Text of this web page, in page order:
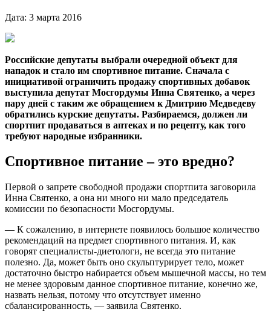
Дата: 3 марта 2016
Российские депутаты выбрали очередной объект для
нападок и стало им спортивное питание. Сначала с
инициативой ограничить продажу спортивных добавок
выступила депутат Мосгордумы Инна Святенко, а через
пару дней с таким же обращением к Дмитрию Медведеву
обратились курские депутаты. Разбираемся, должен ли
спортпит продаваться в аптеках и по рецепту, как того
требуют народные избранники.
Спортивное питание – это вредно?
Первой о запрете свободной продажи спортпита заговорила
Инна Святенко, а она ни много ни мало председатель
комиссии по безопасности Мосгордумы.
— К сожалению, в интернете появилось большое количество
рекомендаций на предмет спортивного питания. И, как
говорят специалисты-диетологи, не всегда это питание
полезно. Да, может быть оно скульптурирует тело, может
достаточно быстро набирается объем мышечной массы, но тем
не менее здоровым данное спортивное питание, конечно же,
назвать нельзя, потому что отсутствует именно
сбалансированность, — заявила Святенко.